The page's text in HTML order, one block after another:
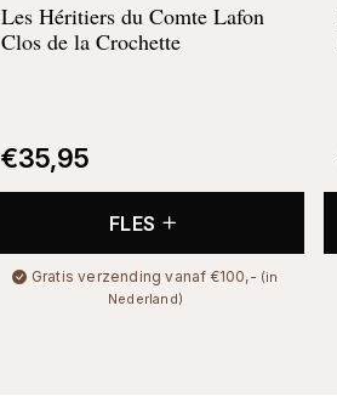
Les Héritiers du Comte Lafon
Clos de la Crochette
€35,95
FLES
Gratis verzending vanaf €100,- (in
Nederland)